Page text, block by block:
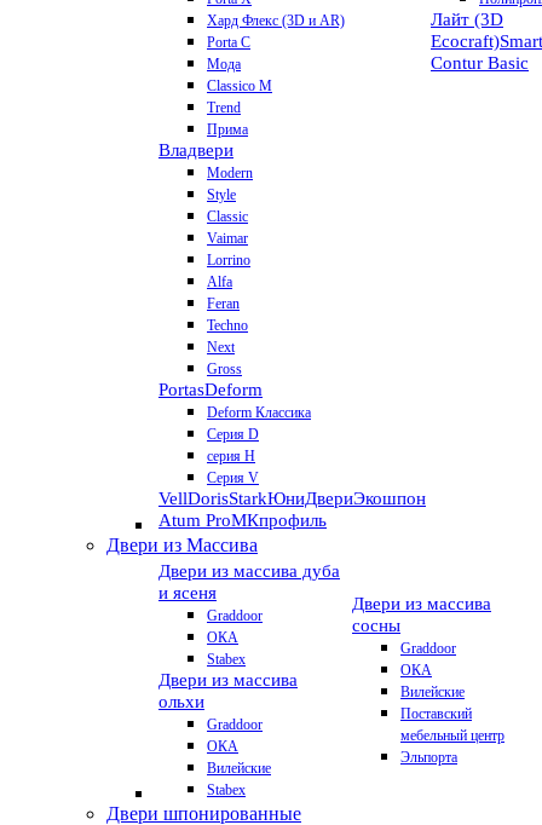
Хард Флекс (3D и AR)
Porta C
Мода
Classico M
Trend
Прима
Владвери
Modern
Style
Classic
Vaimar
Lorrino
Alfa
Feran
Techno
Next
Gross
PortasDeform
Deform Классика
Серия D
серия H
Серия V
VellDorisStarkЮниДвериЭкошпон
Atum ProМКпрофиль
Лайт (3D
Ecocraft)Smart
Contur Basic
Двери из Массива
Двери из массива дуба
и ясеня
Graddoor
ОКА
Stabex
Двери из массива
ольхи
Graddoor
ОКА
Вилейские
Stabex
Двери из массива
сосны
Graddoor
ОКА
Вилейские
Поставский
мебельный центр
Эльпорта
Двери шпонированные